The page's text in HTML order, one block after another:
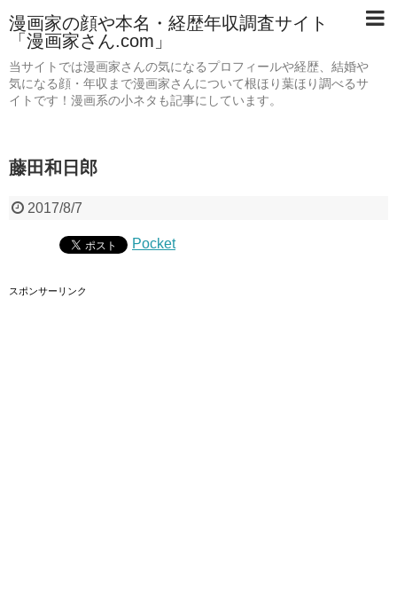
漫画家の顔や本名・経歴年収調査サイト
「漫画家さん.com」
当サイトでは漫画家さんの気になるプロフィールや経歴、結婚や
気になる顔・年収まで漫画家さんについて根ほり葉ほり調べるサ
イトです！漫画系の小ネタも記事にしています。
藤田和日郎
2017/8/7
Pocket
スポンサーリンク